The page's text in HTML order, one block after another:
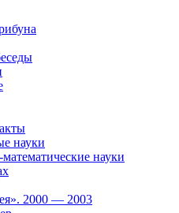
науки
науки
2000 — 2003